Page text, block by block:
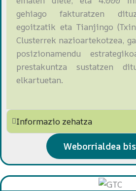
gehiago fakturatzen
egoitzatik eta Tianjingo
Clusterrek nazioartekotzea,
posizionamendu
prestakuntza sustatzen
elkartuetan.
Informazio zehatza
Weborrialdea